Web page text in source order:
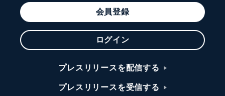
会員登録
ログイン
プレスリリースを配信する
プレスリリースを受信する